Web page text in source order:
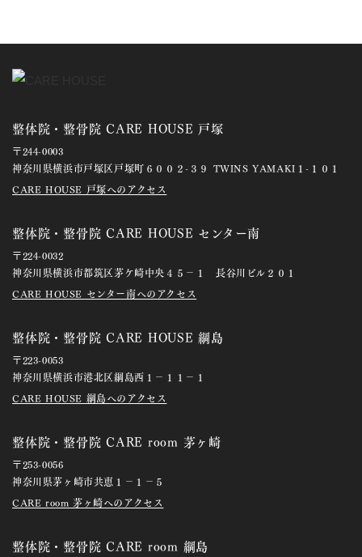
整体院・整骨院 CARE HOUSE 戸塚
〒244-0003
神奈川県横浜市戸塚区戸塚町６００２-３９ TWINS YAMAKI１-１０１
CARE HOUSE 戸塚へのアクセス
整体院・整骨院 CARE HOUSE センター南
〒224-0032
神奈川県横浜市都筑区茅ケ崎中央４５－１ 長谷川ビル２０１
CARE HOUSE センター南へのアクセス
整体院・整骨院 CARE HOUSE 綱島
〒223-0053
神奈川県横浜市港北区綱島西１－１１－１
CARE HOUSE 綱島へのアクセス
整体院・整骨院 CARE room 茅ヶ崎
〒253-0056
神奈川県茅ヶ崎市共恵１－１－５
CARE room 茅ヶ崎へのアクセス
整体院・整骨院 CARE room 綱島